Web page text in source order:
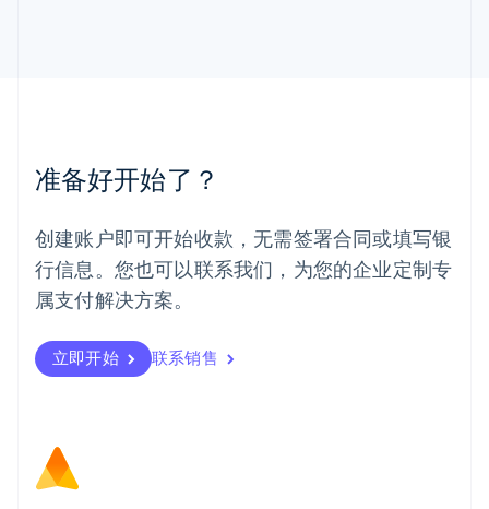
准备好开始了？
创建账户即可开始收款，无需签署合同或填写银
行信息。您也可以联系我们，为您的企业定制专
属支付解决方案。
立即开始 联系销售
挪威
葡萄牙
Português English
日本
日本語English
瑞典
瑞士
DeutschFrançais
English
斯洛文尼亚